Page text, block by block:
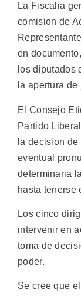
La Fiscalia
comision de
en
los diputados
la apertura
El Consejo
Partido
la decision
eventual
determinaria
hasta tenerse
Los cinco
intervenir en
toma de
poder.
Se cree que